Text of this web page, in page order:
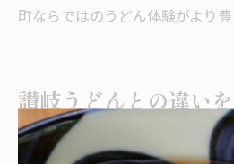
町ならではのうどん体験がより豊
讃岐うどんとの違い
今治うどんと讃岐うどんの味